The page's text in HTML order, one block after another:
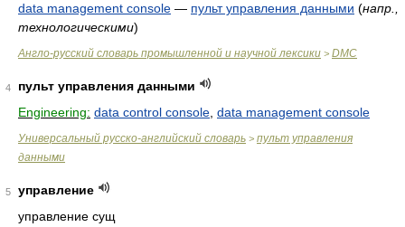
data management console — пульт управления данными (напр.,
технологическими)
Англо-русский словарь промышленной и научной лексики > DMC
4
пульт управления данными
Engineering: data control console data management console
Универсальный русско-английский словарь > пульт управления
данными
5
управление
управление сущ